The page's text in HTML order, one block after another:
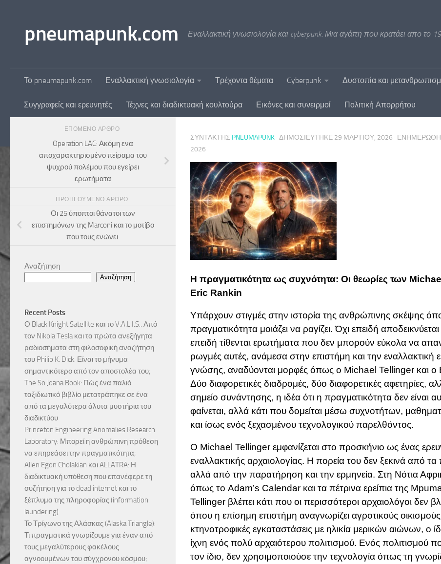
pneumapunk.com Εναλλακτική γνωσιολογία και cyberpunk. Μια αγάπη που κρατάει απο το
Το pneumapunk.com Εναλλακτική γνωσιολογία Τρέχοντα θέματα Cyberpunk Δυστοπία και
Συγγραφείς και ερευνητές Τέχνες και διαδικτυακή κουλτούρα Εικόνες και συνειρμοί Πολιτική Απορρήτου
ΣΥΝΤΆΚΤΗΣ PNEUMAPUNK · ΔΗΜΟΣΙΕΎΤΗΚΕ 29 ΜΑΡΤΊΟΥ, 2026 ·
2026
Η πραγματικότητα ως συχνότητα: Οι θεωρίες των
Eric Rankin
Υπάρχουν στιγμές στην ιστορία της ανθρώπινης σκέψης
πραγματικότητα μοιάζει να ραγίζει. Όχι επειδή
επειδή τίθενται ερωτήματα που δεν μπορούν εύκολα να
ρωγμές αυτές, ανάμεσα στην επιστήμη και την εναλλακτική
γνώσης, αναδύονται μορφές όπως ο Michael Tellinger και ο
Δύο διαφορετικές διαδρομές, δύο διαφορετικές αφετηρίες,
σημείο συνάντησης, η ιδέα ότι η πραγματικότητα δεν είναι
φαίνεται, αλλά κάτι που δομείται μέσω συχνοτήτων,
και ίσως ενός ξεχασμένου τεχνολογικού παρελθόντος.
Ο Michael Tellinger εμφανίζεται στο προσκήνιο ως ένας
εναλλακτικής αρχαιολογίας. Η πορεία του δεν ξεκινά από τα
αλλά από την παρατήρηση και την ερμηνεία. Στη Νότια
όπως το Adam’s Calendar και τα πέτρινα ερείπια της
Tellinger βλέπει κάτι που οι περισσότεροι αρχαιολόγοι δεν
όπου η επίσημη επιστήμη αναγνωρίζει αγροτικούς οικισμούς
κτηνοτροφικές εγκαταστάσεις με ηλικία μερικών αιώνων, ο
ίχνη ενός πολύ αρχαιότερου πολιτισμού. Ενός πολιτισμού
τον ίδιο, δεν χρησιμοποιούσε την τεχνολογία όπως τη
ΕΠΌΜΕΝΟ ΆΡΘΡΟ
Operation LAC: Ακόμη ενα
αποχαρακτηρισμένο πείραμα του
ψυχρού πολέμου που εγείρει
ερωτήματα
ΠΡΟΗΓΟΎΜΕΝΟ ΆΡΘΡΟ
Οι 25 ύποπτοι θάνατοι των
επιστημόνων της Marconi και το μοτίβο
που τους ενώνει.
Αναζήτηση
Αναζήτηση
Recent Posts
Ο Black Knight Satellite και το V.A.L.I.S.: Από
τον Nikola Tesla και τα πρώτα ανεξήγητα
ραδιοσήματα στη φιλοσοφική αναζήτηση
του Philip K. Dick. Είναι το μήνυμα
σημαντικότερο από τον αποστολέα του;
The So Joana Book: Πώς ένα παλιό
ταξιδιωτικό βιβλίο μετατράπηκε σε ένα
από τα μεγαλύτερα άλυτα μυστήρια του
διαδικτύου
Princeton Engineering Anomalies Research
Laboratory: Μπορεί η ανθρώπινη πρόθεση
να επηρεάσει την πραγματικότητα;
Allen Egon Cholakian και ALLATRA: Η
διαδικτυακή υπόθεση που επανέφερε τη
συζήτηση για το dead internet και το
ξέπλυμα της πληροφορίας (information
laundering)
Το Τρίγωνο της Αλάσκας (Alaska Triangle):
Τι πραγματικά γνωρίζουμε για έναν από
τους μεγαλύτερους φακέλους
αγνοουμένων του σύγχρονου κόσμου;